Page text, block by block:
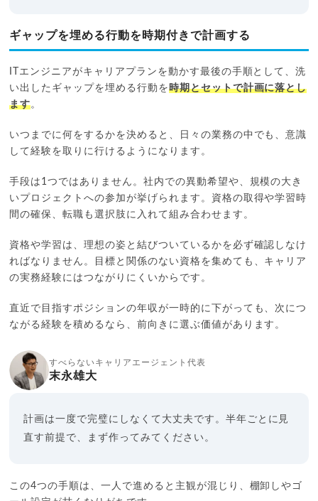
ギャップを埋める行動を時期付きで計画する
ITエンジニアがキャリアプランを動かす最後の手順として、洗
い出したギャップを埋める行動を時期とセットで計画に落とし
ます。
いつまでに何をするかを決めると、日々の業務の中でも、意識
して経験を取りに行けるようになります。
手段は1つではありません。社内での異動希望や、規模の大き
いプロジェクトへの参加が挙げられます。資格の取得や学習時
間の確保、転職も選択肢に入れて組み合わせます。
資格や学習は、理想の姿と結びついているかを必ず確認しなけ
ればなりません。目標と関係のない資格を集めても、キャリア
の実務経験にはつながりにくいからです。
直近で目指すポジションの年収が一時的に下がっても、次につ
ながる経験を積めるなら、前向きに選ぶ価値があります。
すべらないキャリアエージェント代表
末永雄大
計画は一度で完璧にしなくて大丈夫です。半年ごとに見
直す前提で、まず作ってみてください。
この4つの手順は、一人で進めると主観が混じり、棚卸しやゴ